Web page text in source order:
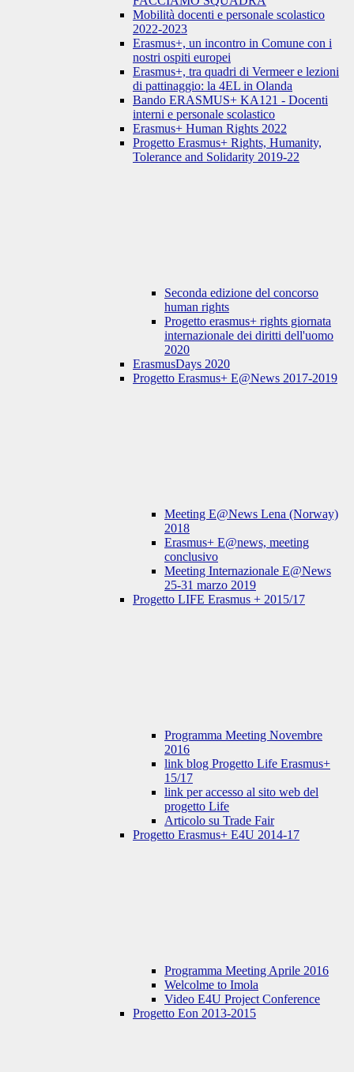
Mobilità docenti e personale scolastico
2022-2023
Erasmus+, un incontro in Comune con i
nostri ospiti europei
Erasmus+, tra quadri di Vermeer e lezioni
di pattinaggio: la 4EL in Olanda
Bando ERASMUS+ KA121 - Docenti
interni e personale scolastico
Erasmus+ Human Rights 2022
Progetto Erasmus+ Rights, Humanity,
Tolerance and Solidarity 2019-22
Seconda edizione del concorso
human rights
Progetto erasmus+ rights giornata
internazionale dei diritti dell'uomo
2020
ErasmusDays 2020
Progetto Erasmus+ E@News 2017-2019
Meeting E@News Lena (Norway)
2018
Erasmus+ E@news, meeting
conclusivo
Meeting Internazionale E@News
25-31 marzo 2019
Progetto LIFE Erasmus + 2015/17
Programma Meeting Novembre
2016
link blog Progetto Life Erasmus+
15/17
link per accesso al sito web del
progetto Life
Articolo su Trade Fair
Progetto Erasmus+ E4U 2014-17
Programma Meeting Aprile 2016
Welcolme to Imola
Video E4U Project Conference
Progetto Eon 2013-2015